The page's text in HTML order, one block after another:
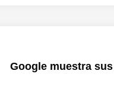
Google muestra